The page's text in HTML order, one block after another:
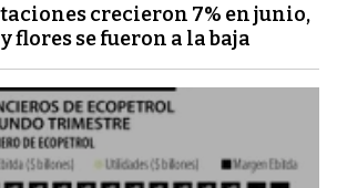
crecieron 7% en junio,
flores se fueron a la baja